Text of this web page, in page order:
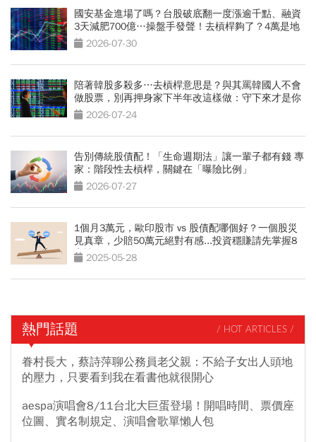
國安基金進場了嗎？台股破底翻一度漲逾千點、融資
3天減肥700億…操盤手發聲！去槓桿夠了？4萬是地
板？2026-07-30
陪著韓股多殺多…去槓桿意思是？與其罵韓國人不會
做股票，別再押身家下半年改這樣做：守下來才是你
的錢2026-07-24
告別傳統股債配！「生命週期法」讓一輩子都有錢 專
家：階段性去槓桿，關鍵在「曝險比例」
2026-07-27
1個月3萬元，歐印股市 vs 股債配哪個好？一個股災
見真章，少賠50萬元絕對有感...投資穩賺請先掌握8
字訣2025-05-28
熱門話題 / HOT ARTICLES /
眷村長大，蔡詩萍聊公務員老父親：不給子女出人頭地
的壓力，只要看到我在看書他就很開心
aespa演唱會8/11台北大巨蛋登場！開唱時間、票價座
位圖、實名制規定、演唱會歌單懶人包